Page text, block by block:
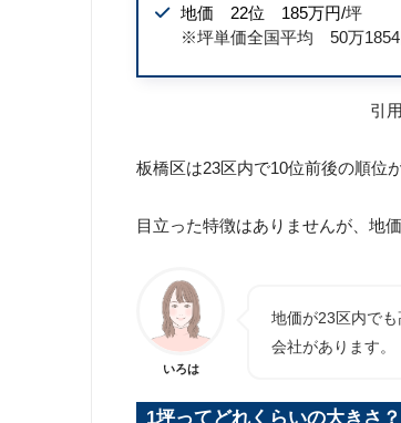
地価 22位 185万円/坪
※坪単価全国平均 50万
引
板橋区は23区内で10位前後の順位
目立った特徴はありませんが、地
いろは
地価が23区内で
会社があります。
1坪ってどれくらいの大きさ？